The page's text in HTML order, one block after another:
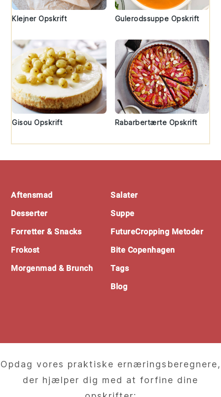
Klejner Opskrift Gulerodssuppe Opskrift
Gisou Opskrift Rabarbertærte Opskrift
Aftensmad
Desserter
Forretter & Snacks
Frokost
Morgenmad & Brunch
Salater
Suppe
FutureCropping Metoder
Bite Copenhagen
Tags
Blog
Opdag vores praktiske ernæringsberegnere,
der hjælper dig med at forfine dine